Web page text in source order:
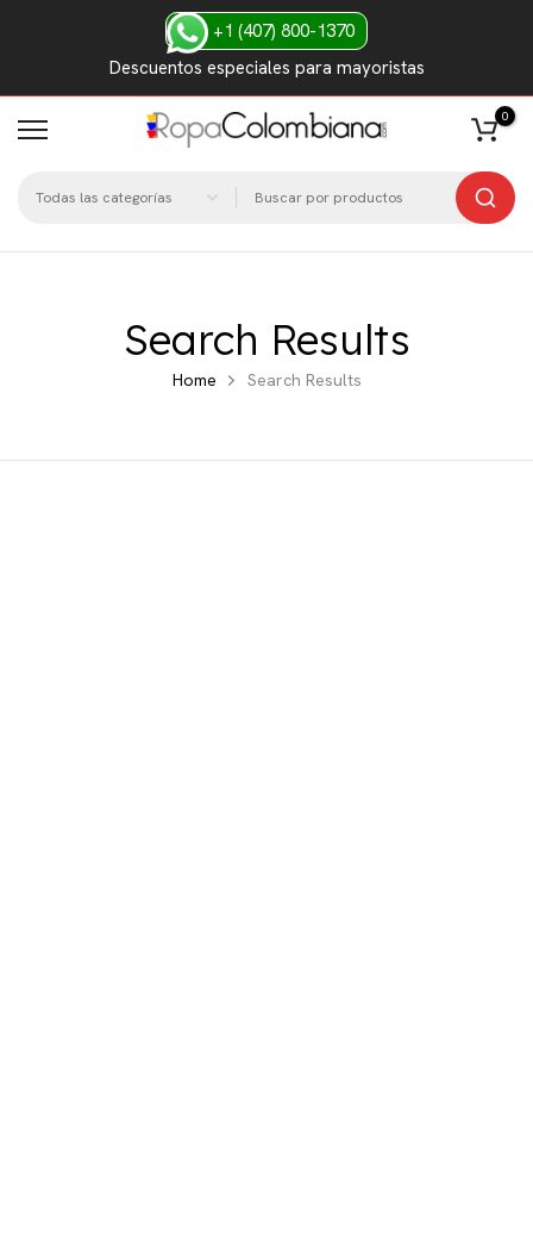
+1 (407) 800-1370
Descuentos especiales para mayoristas
0
Search Results
Home Search Results